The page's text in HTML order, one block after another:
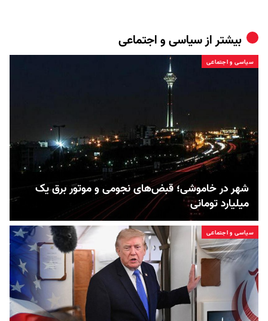
بیشتر ازسیاسی و اجتماعی
سیاسی و اجتماعی
شهر در خاموشی؛ قبض‌های نجومی و موتور برق یک
میلیارد تومانی
سیاسی و اجتماعی